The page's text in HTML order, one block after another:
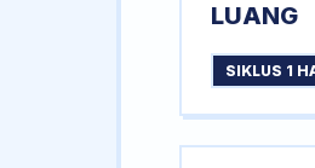
LUANG
SIKLUS 1